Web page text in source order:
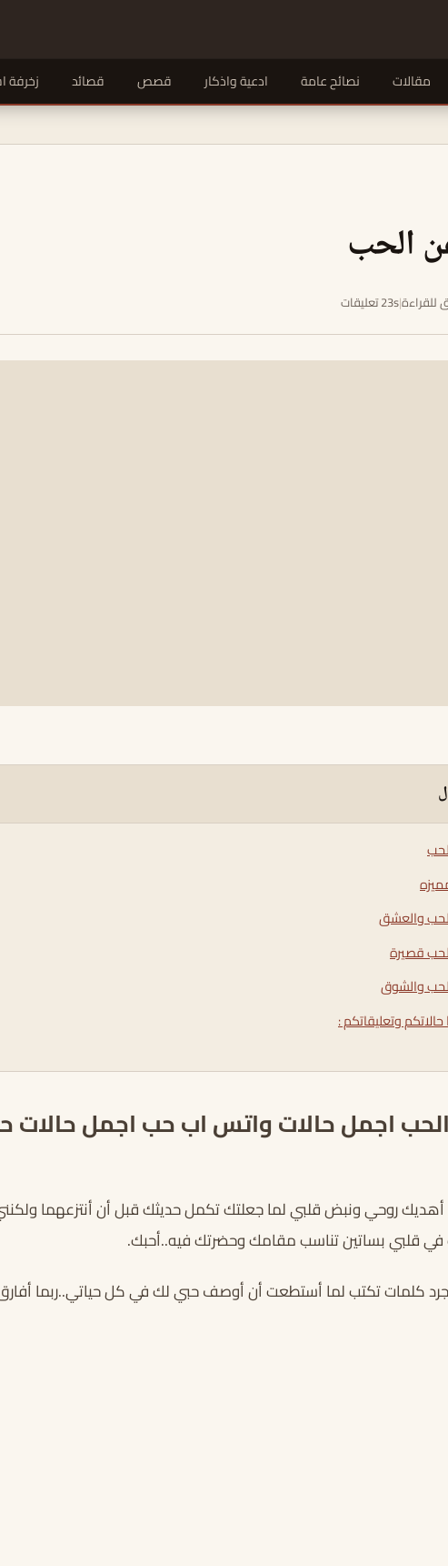
مقالات نصائح عامة ادعية واذكار قصص قصائد زخرفة
الحب
|23s تعليقات
والعشق
قصيرة
والشوق
وتعليقاتكم :
اجمل حالات واتس اب حب اجمل
أهديك روحي ونبض قلبي لما جعلتك تكمل حديثك قبل أن أنتزعهما
قلبي بساتين تناسب مقامك وحضرتك فيه..أحبك.
كلمات تكتب لما أستطعت أن أوصف حبي لك في كل حياتي..ربما أفارق